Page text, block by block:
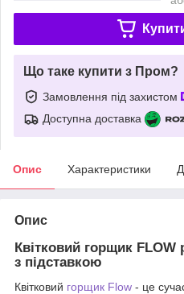
Що таке купити з Пром?
Замовлення під захистом
Доступна доставка
Опис Характеристики
Опис
Квітковий горщик
з підставкою
Квітковий горщик Flow - це